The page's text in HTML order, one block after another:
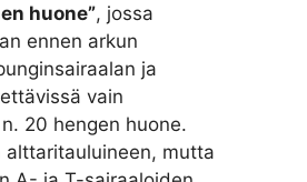
huone”, jossa
ennen arkun
ja
vain
20 hengen huone.
mutta